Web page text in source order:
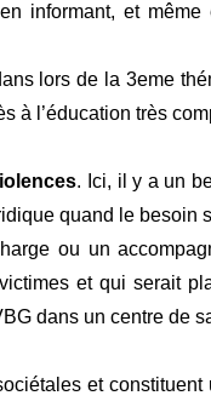
informant, et
lors de la 3eme
à l’éducation très
. Ici, il y a un
quand le besoin
ou un
et qui serait
dans un centre de
et